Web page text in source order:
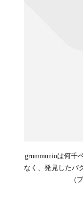
grommunioは何千
なく、発見したバ
(